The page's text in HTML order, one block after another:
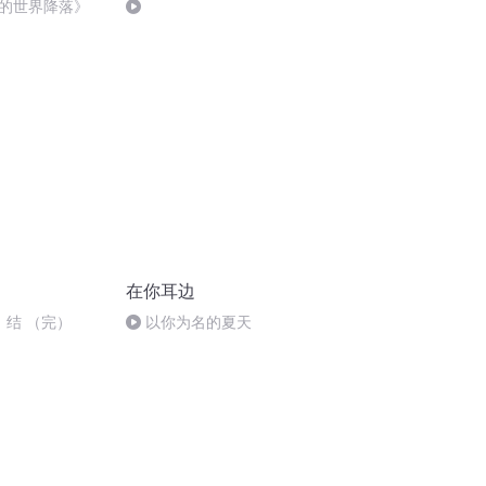
世界降落》
（完）
在你耳边
以你为名的夏天